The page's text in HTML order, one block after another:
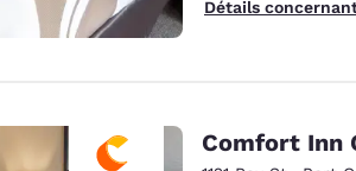
Détails
Comfort Inn